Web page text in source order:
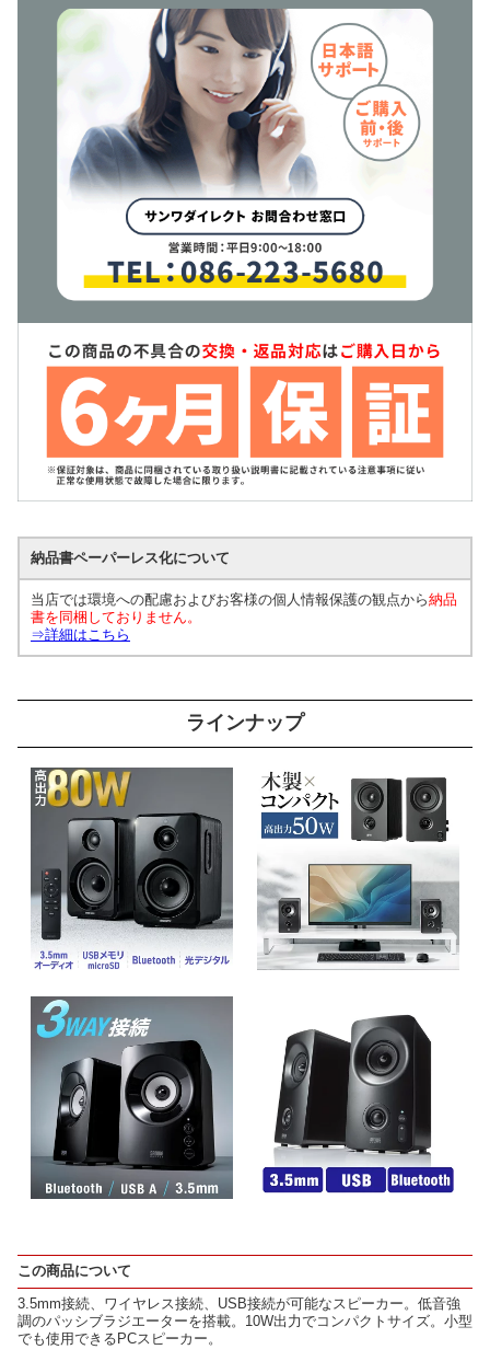
納品書ペーパーレス化について
当店では環境への配慮およびお客様の個人情報保護の観点から納品
書を同梱しておりません。
⇒詳細はこちら
ラインナップ
この商品について
3.5mm接続、ワイヤレス接続、USB接続が可能なスピーカー。低音強
調のパッシブラジエーターを搭載。10W出力でコンパクトサイズ。小型
でも使用できるPCスピーカー。